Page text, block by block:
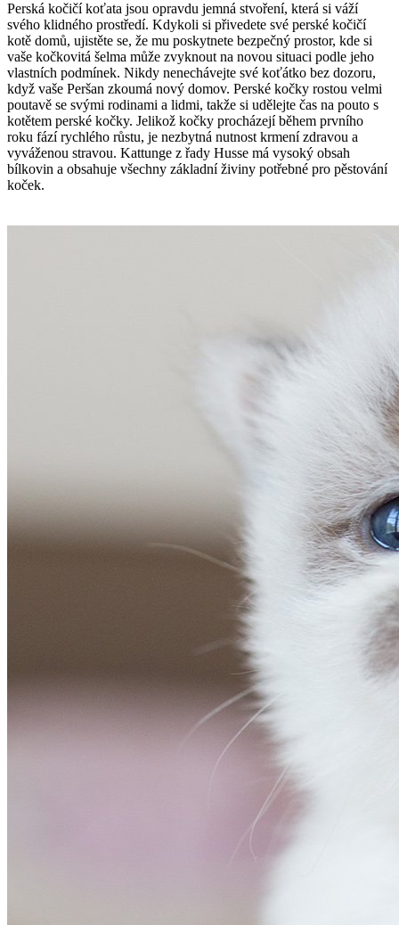
Perská kočičí koťata jsou opravdu jemná stvoření, která si váží
svého klidného prostředí. Kdykoli si přivedete své perské kočičí
kotě domů, ujistěte se, že mu poskytnete bezpečný prostor, kde si
vaše kočkovitá šelma může zvyknout na novou situaci podle jeho
vlastních podmínek. Nikdy nenechávejte své koťátko bez dozoru,
když vaše Peršan zkoumá nový domov. Perské kočky rostou velmi
poutavě se svými rodinami a lidmi, takže si udělejte čas na pouto s
kotětem perské kočky. Jelikož kočky procházejí během prvního
roku fází rychlého růstu, je nezbytná nutnost krmení zdravou a
vyváženou stravou. Kattunge z řady Husse má vysoký obsah
bílkovin a obsahuje všechny základní živiny potřebné pro pěstování
koček.